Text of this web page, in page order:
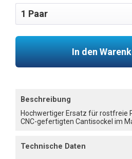
In den
Beschreibung
Hochwertiger Ersatz für rostfreie
CNC-gefertigten Cantisockel im
Technische Daten